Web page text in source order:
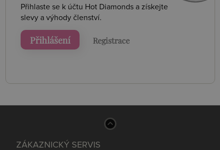
Přihlaste se k účtu Hot Diamonds a získejte
slevy a výhody členství.
Přihlášení Registrace
ZÁKAZNICKÝ SERVIS